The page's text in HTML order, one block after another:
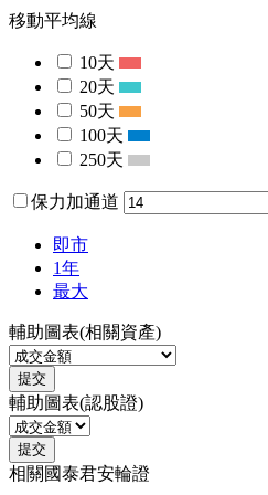
移動平均線
10天
20天
50天
100天
250天
保力加通道
即市
1年
最大
輔助圖表(相關資產)
提交
輔助圖表(認股證)
提交
相關國泰君安輪證